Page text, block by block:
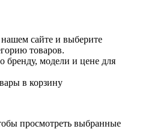
сайте и выберите
товаров.
бренду, модели и цене для
в корзину
просмотреть выбранные